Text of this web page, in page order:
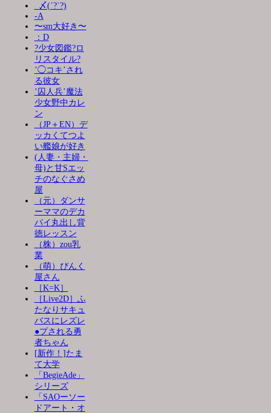
_〆(´?`?)
-A
〜sm大好き〜
：D
?少女図鑑?ロ
リスタイル?
’◯コキ’され
る彼女
’囚人兵’魔法
少女野中カレ
ン
（JP＋EN）デ
ッカくてつよ
い艦娘が好き
(人妻・主婦・
母)と甘Sエッ
チのなぐさめ
屋
（元）ダンサ
ーママのデカ
パイ丸出し背
徳レッスン
（株）zou乳
業
（萌）ぴんく
屋さん
［K=K］
［Live2D］ふ
たなりサキュ
バスにレズレ
●プされる勇
者ちゃん
[新作！]たま
て大学
「BegieAde」
シリーズ
「SAOーソー
ドアート・オ